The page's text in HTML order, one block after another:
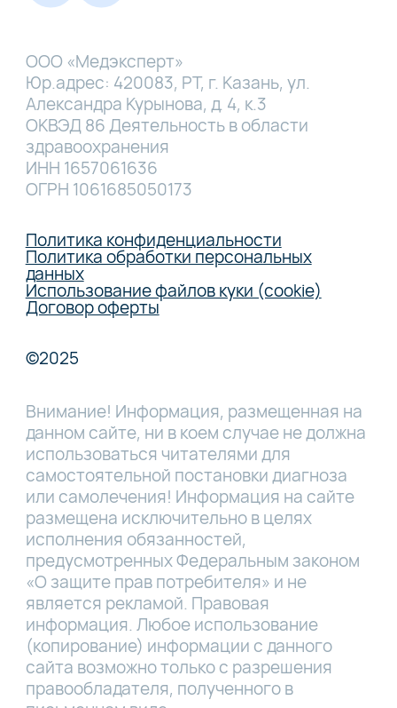
ООО «Медэксперт»
Юр.адрес: 420083, РТ, г. Казань, ул.
Александра Курынова, д. 4, к.3
ОКВЭД 86 Деятельность в области
здравоохранения
ИНН 1657061636
ОГРН 1061685050173
Политика конфиденциальности
Политика обработки персональных
данных
Использование файлов куки (cookie)
Договор оферты
©2025
Внимание! Информация, размещенная на
данном сайте, ни в коем случае не должна
использоваться читателями для
самостоятельной постановки диагноза
или самолечения! Информация на сайте
размещена исключительно в целях
исполнения обязанностей,
предусмотренных Федеральным законом
«О защите прав потребителя» и не
является рекламой. Правовая
информация. Любое использование
(копирование) информации с данного
сайта возможно только с разрешения
правообладателя, полученного в